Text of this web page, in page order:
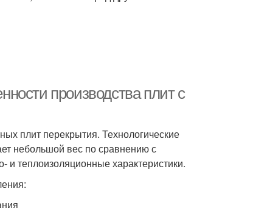
производства плит с
плит перекрытия. Технологические
небольшой вес по сравнению с
и теплоизоляционные характеристики.